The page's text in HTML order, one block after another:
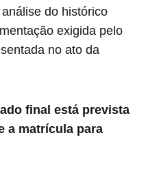
do histórico
exigida pelo
no ato da
final está prevista
a matrícula para